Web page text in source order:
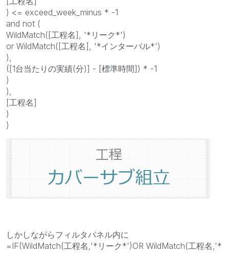
) <= exceed_week_minus * -1
and not (
WildMatch([工程名], '*リーク*')
or WildMatch([工程名], '*インターバル*')
),
([1台当たりの実績(分)] - [標準時間]) * -1
)
),
[工程名]
)
)
しかしながらフィルタパネル内に
=IF(WildMatch(工程名,'*リーク*')OR WildMatch(工程名,'*